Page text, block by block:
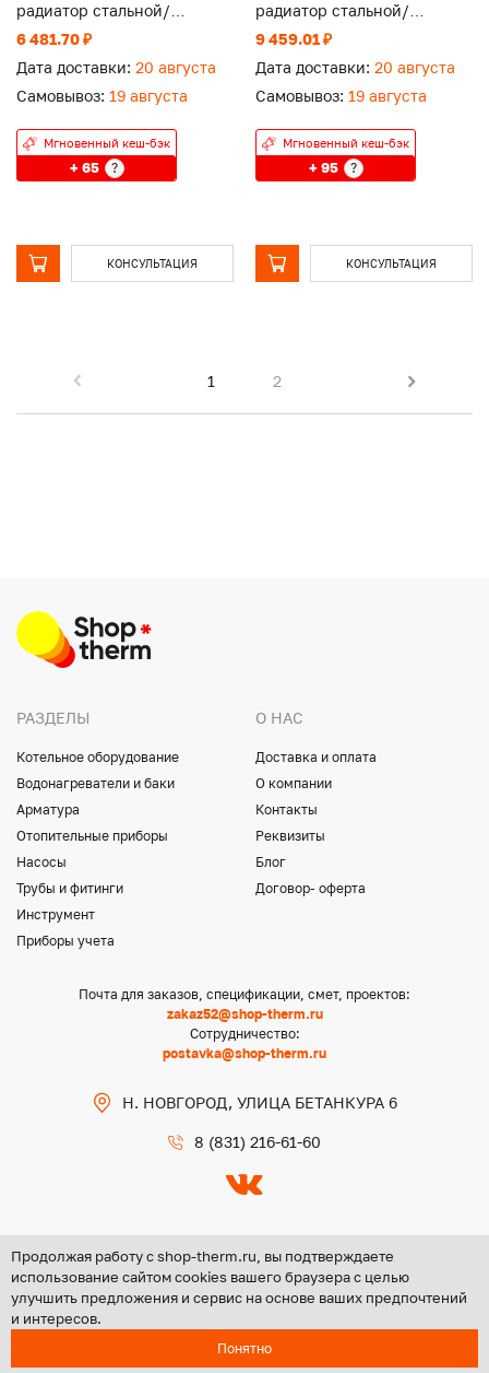
радиатор стальной/
панельный нижнее
6 481.70 ₽
Дата доставки: 20 августа
Самовывоз: 19 августа
Мгновенный кеш-бэк
+ 65 ?
КОНСУЛЬТАЦИЯ
радиатор стальной/
панельный нижнее
9 459.01 ₽
Дата доставки: 20 августа
Самовывоз: 19 августа
Мгновенный кеш-бэк
+ 95 ?
КОНСУЛЬТАЦИЯ
1 2
РАЗДЕЛЫ
Котельное оборудование
Водонагреватели и баки
Арматура
Отопительные приборы
Насосы
Трубы и фитинги
Инструмент
Приборы учета
О НАС
Доставка и оплата
О компании
Контакты
Реквизиты
Блог
Договор- оферта
Почта для заказов, спецификации, смет, проектов:
zakaz52@shop-therm.ru
Сотрудничество:
postavka@shop-therm.ru
Н. НОВГОРОД, УЛИЦА БЕТАНКУРА 6
8 (831) 216-61-60
Copyright @ 2026 ООО «ЦЕНТР ГРУПП НН»
Политика конфиденциальности
Продолжая работу с shop-therm.ru, вы подтверждаете
использование сайтом cookies вашего браузера с целью
улучшить предложения и сервис на основе ваших предпочтений
и интересов.
Понятно